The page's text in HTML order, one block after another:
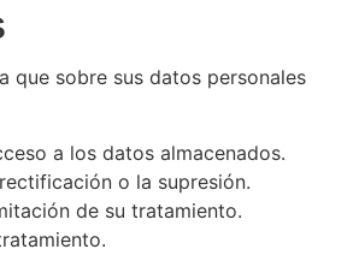
que sobre sus datos personales
a los datos almacenados.
o la supresión.
de su tratamiento.